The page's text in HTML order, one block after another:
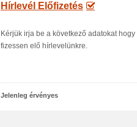
Hírlevél Előfizetés
Kérjük irja be a következő adatokat hogy
fizessen elő hírlevelünkre.
Jelenleg érvényes